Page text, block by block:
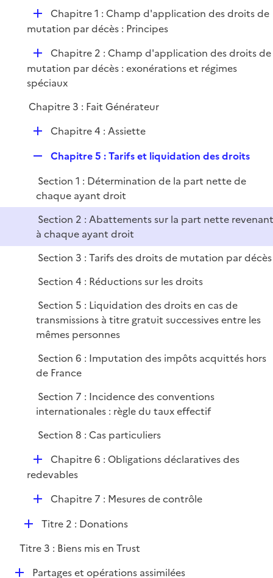
r
p
l
i
e
r
D
é
i
e
Chapitre 1 : Champ d'application des droits de
mutation par décès : Principes
D
é
p
i
Chapitre 2 : Champ d'application des droits de
mutation par décès : exonérations et régimes
spéciaux
Chapitre 3 : Fait Générateur
D
p
i
e
r
Chapitre 4 : Assiette
p
l
r
Chapitre 5 : Tarifs et liquidation des droits
Section 1 : Détermination de la part nette de
chaque ayant droit
Section 2 : Abattements sur la part nette
à chaque ayant droit
Section 3 : Tarifs des droits de mutation par décès
Section 4 : Réductions sur les droits
Section 5 : Liquidation des droits en cas de
transmissions à titre gratuit successives entre les
mêmes personnes
Section 6 : Imputation des impôts acquittés hors
de France
Section 7 : Incidence des conventions
internationales : règle du taux effectif
Section 8 : Cas particuliers
D
é
i
e
r
Chapitre 6 : Obligations déclaratives des
redevables
D
p
l
i
e
Chapitre 7 : Mesures de contrôle
D
p
l
Titre 2 : Donations
Titre 3 : Biens mis en Trust
DPartages et opérations assimilées